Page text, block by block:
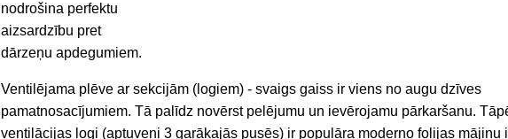
nodrošina perfektu
aizsardzību pret
dārzeņu apdegumiem.
Ventilējama plēve ar sekcijām (logiem) -svaigs gaiss ir viens no augu dzīves
pamatnosacījumiem. Tā palīdz novērst pelējumu un ievērojamu pārkaršanu.
ventilācijas logi (aptuveni 3 garākajās pusēs) ir populāra moderno folijas mājiņu